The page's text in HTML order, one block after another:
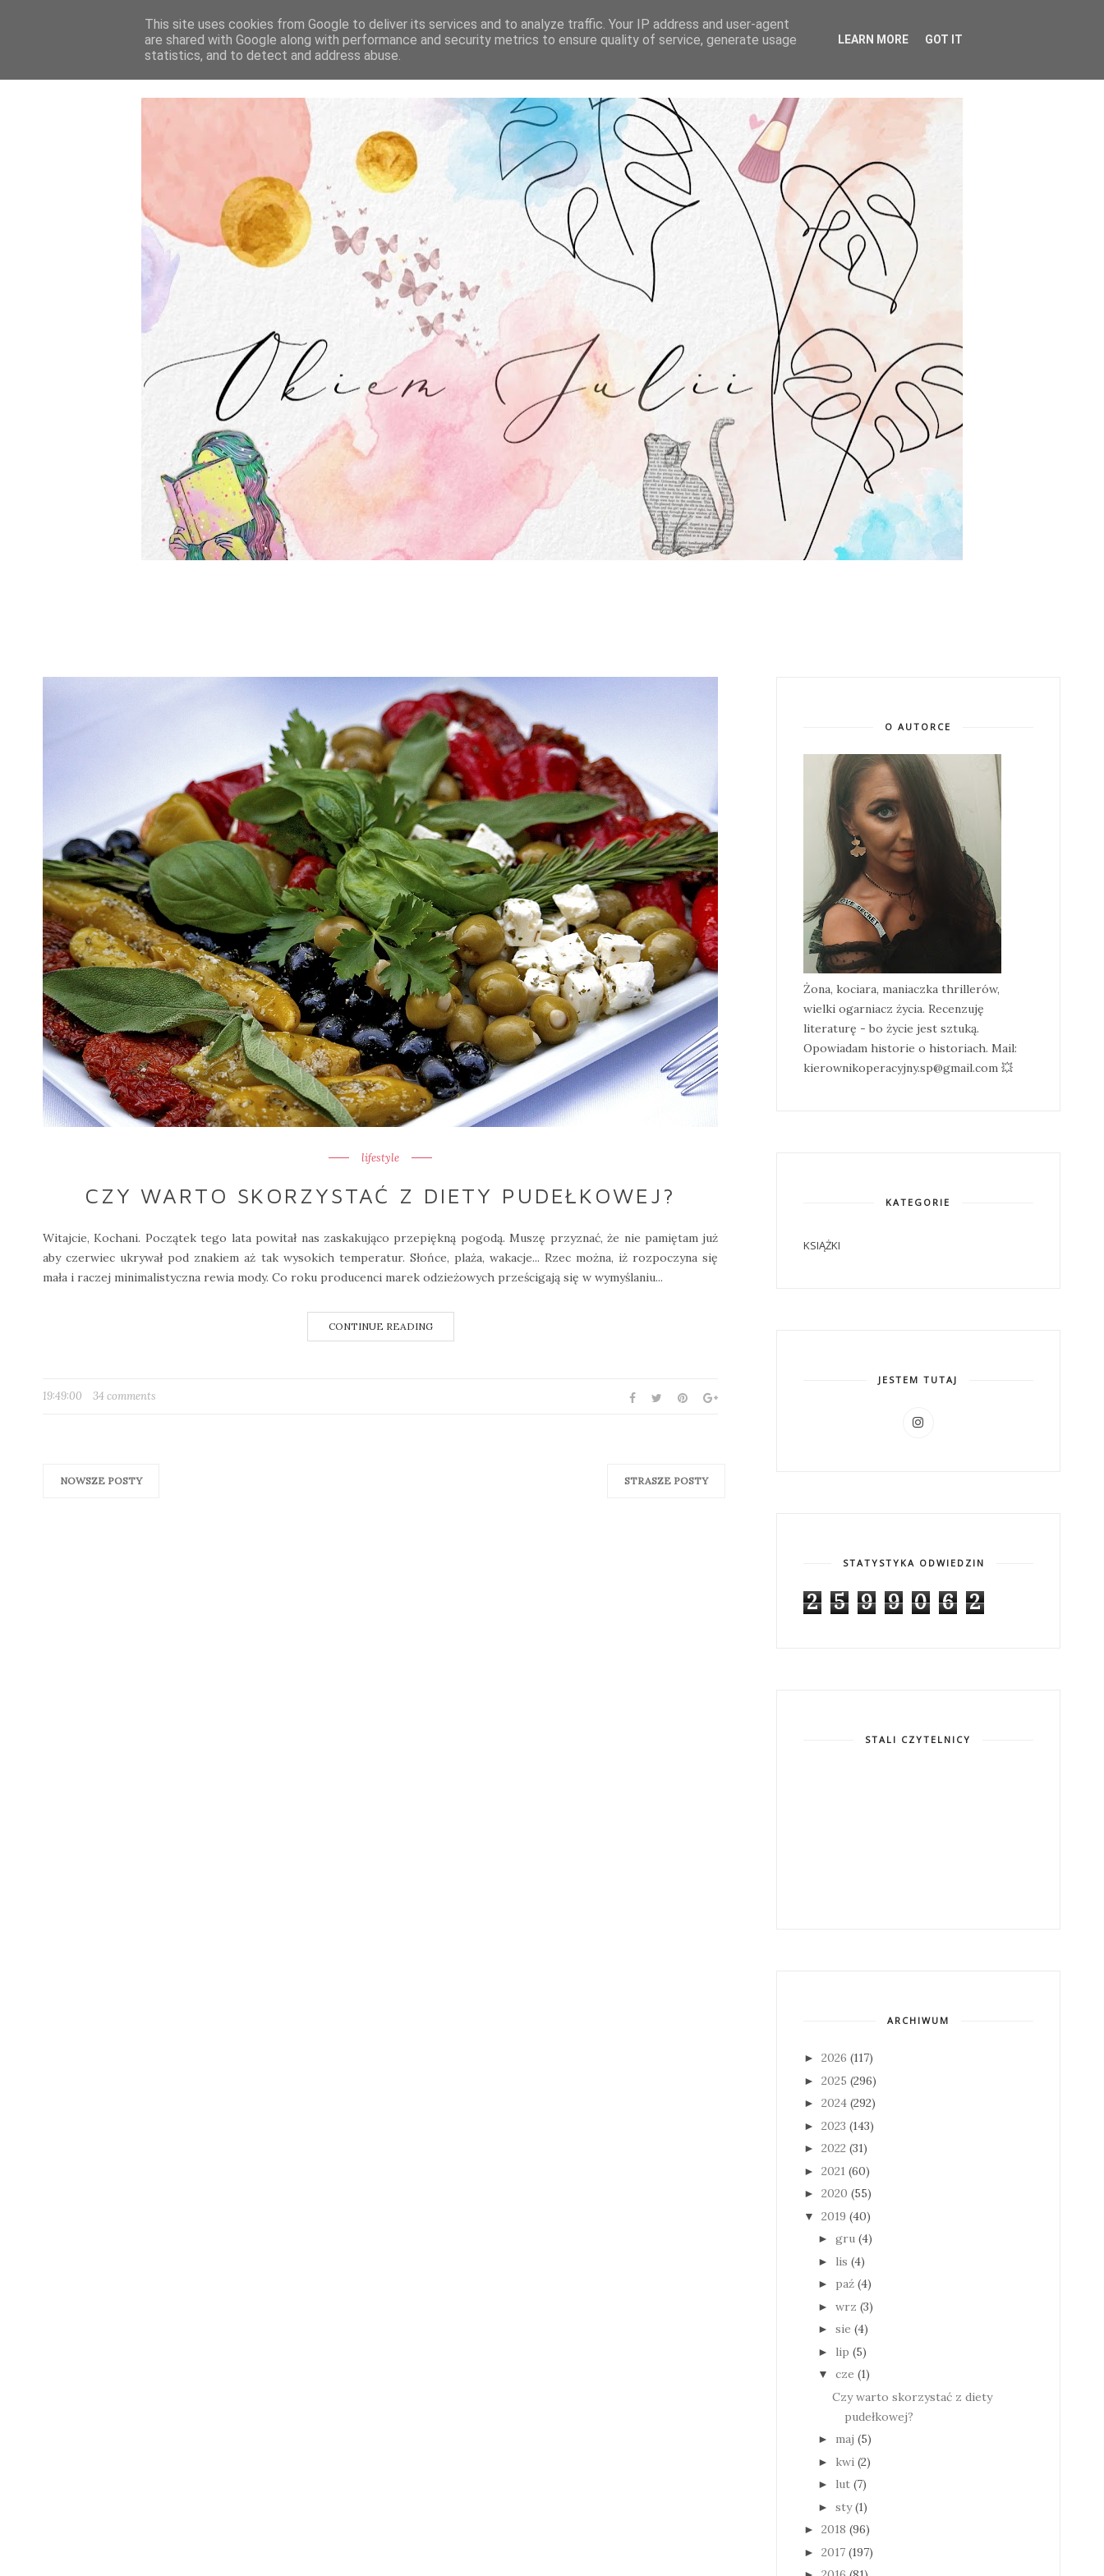
STRONA GŁÓWNA O MNIE WSPÓŁPRACA
lifestyle
CZY WARTO SKORZYSTAĆ Z DIETY PUDEŁKOWEJ?
Witajcie, Kochani. Początek tego lata powitał nas zaskakująco przepiękną pogodą. Muszę przyznać, że nie pamiętam już
aby czerwiec ukrywał pod znakiem aż tak wysokich temperatur. Słońce, plaża, wakacje... Rzec można, iż rozpoczyna się
mała i raczej minimalistyczna rewia mody. Co roku producenci marek odzieżowych prześcigają się w wymyślaniu...
CONTINUE READING
19:49:00 34 comments
NOWSZE POSTY STRASZE POSTY
O AUTORCE
Żona, kociara, maniaczka thrillerów,
wielki ogarniacz życia. Recenzuję
literaturę - bo życie jest sztuką.
Opowiadam historie o historiach. Mail:
kierownikoperacyjny.sp@gmail.com 💥
KATEGORIE
KSIĄŻKI
JESTEM TUTAJ
STATYSTYKA ODWIEDZIN
2 5 9 9 0 6 2
STALI CZYTELNICY
ARCHIWUM
► 2026 (117)
► 2025 (296)
► 2024 (292)
► 2023 (143)
► 2022 (31)
► 2021 (60)
► 2020 (55)
▼ 2019 (40)
► gru (4)
► lis (4)
► paź (4)
► wrz (3)
► sie (4)
► lip (5)
▼ cze (1)
Czy warto skorzystać z diety
pudełkowej?
► maj (5)
► kwi (2)
► lut (7)
► sty (1)
► 2018 (96)
► 2017 (197)
This site uses cookies from Google to deliver its services and to analyze traffic. Your IP address and user-agent
are shared with Google along with performance and security metrics to ensure quality of service, generate usage
statistics, and to detect and address abuse.
LEARN MORE GOT IT